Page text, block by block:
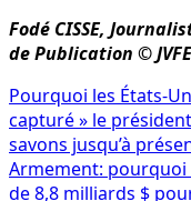
Fodé CISSE,
de Publication © JVFE
Navigation
de
l’article
Pourquoi les États-
capturé » le
savons jusqu’à
Armement: pourquoi
de 8,8 milliards $